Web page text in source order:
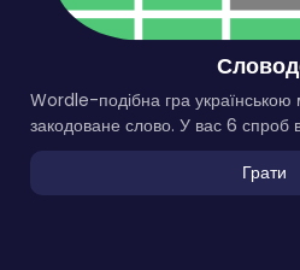
Wordle-подібна гра
закодоване слово. У вас 6 спроб
Грати